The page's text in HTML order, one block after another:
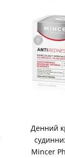
Денний
Mincer